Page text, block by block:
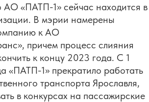
«ПАТП-1» сейчас находится в
В мэрии намерены
к АО
причем процесс слияния
к концу 2023 года. С 1
«ПАТП-1» прекратило работать
транспорта Ярославля,
в конкурсах на пассажирские